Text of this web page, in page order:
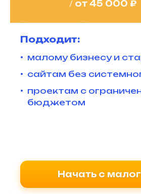
/ от 45 000 ₽
Подходит:
малому бизнесу и
сайтам без
проектам с
бюджетом
Начать с